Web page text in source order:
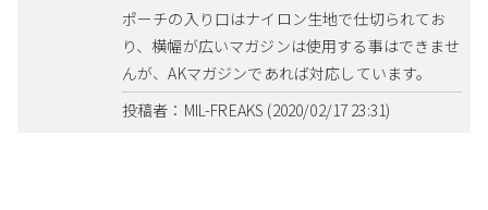
ポーチの入り口はナイロン生地で仕切られてお
り、横幅が広いマガジンは使用する事はできませ
んが、AKマガジンであれば対応しています。
投稿者：MIL-FREAKS (2020/02/17 23:31)